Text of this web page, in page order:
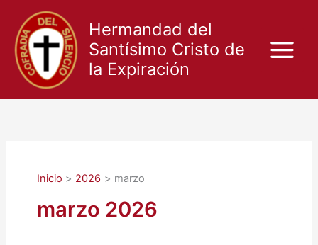
contenido
Hermandad del
Santísimo Cristo de
la Expiración
Inicio 2026 marzo
marzo 2026